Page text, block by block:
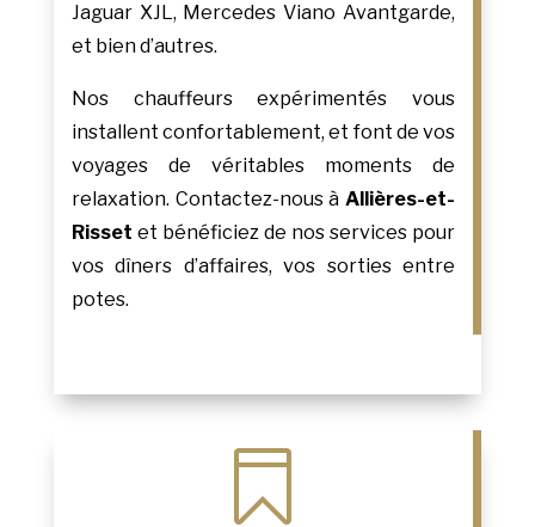
Jaguar XJL, Mercedes Viano Avantgarde,
et bien d’autres.
Nos chauffeurs expérimentés vous
installent confortablement, et font de vos
voyages de véritables moments de
relaxation. Contactez-nous àAllières-et-
Risset et bénéficiez de nos services pour
vos dîners d’affaires, vos sorties entre
potes.
